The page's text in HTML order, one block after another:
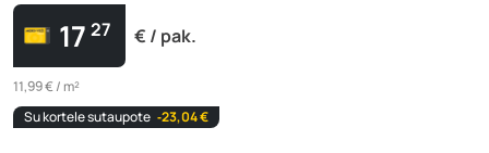
17 27 € / pak.
11,99 € / m²
Su kortele sutaupote ‐23,04 €